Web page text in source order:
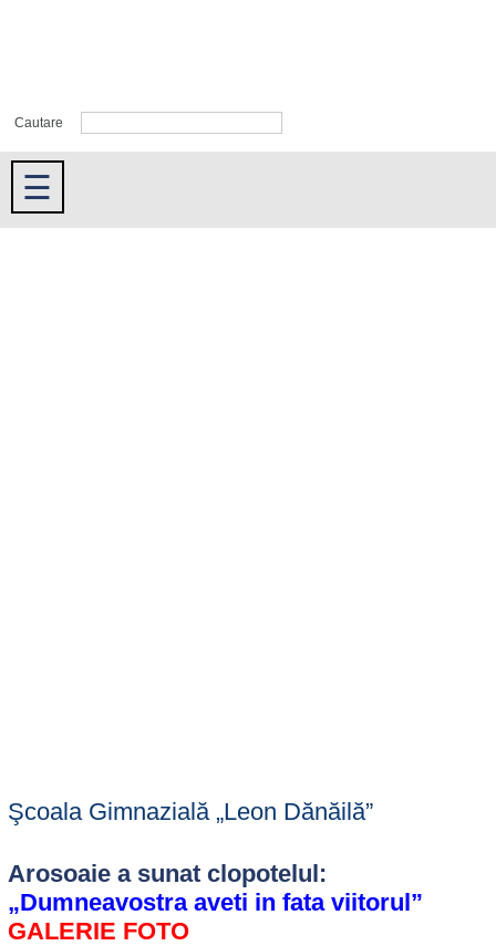
Cautare
☰
Şcoala Gimnazială „Leon Dănăilă”
Arosoaie a sunat clopotelul:
„Dumneavostra aveti in fata viitorul”
GALERIE FOTO